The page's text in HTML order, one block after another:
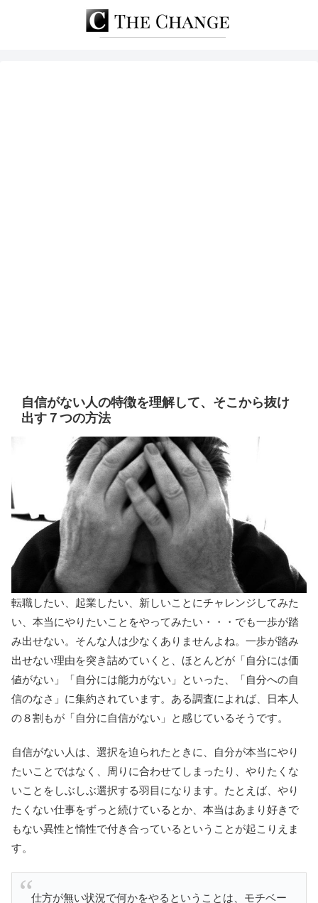
自信がない人の特徴を理解して、そこから抜け
出す７つの方法
転職したい、起業したい、新しいことにチャレンジしてみた
い、本当にやりたいことをやってみたい・・・でも一歩が踏
み出せない。そんな人は少なくありませんよね。一歩が踏み
出せない理由を突き詰めていくと、ほとんどが「自分には価
値がない」「自分には能力がない」といった、「自分への自
信のなさ」に集約されています。ある調査によれば、日本人
の８割もが「自分に自信がない」と感じているそうです。
自信がない人は、選択を迫られたときに、自分が本当にやり
たいことではなく、周りに合わせてしまったり、やりたくな
いことをしぶしぶ選択する羽目になります。たとえば、やり
たくない仕事をずっと続けているとか、本当はあまり好きで
もない異性と惰性で付き合っているということが起こりえま
す。
仕方が無い状況で何かをやるということは、モチベー